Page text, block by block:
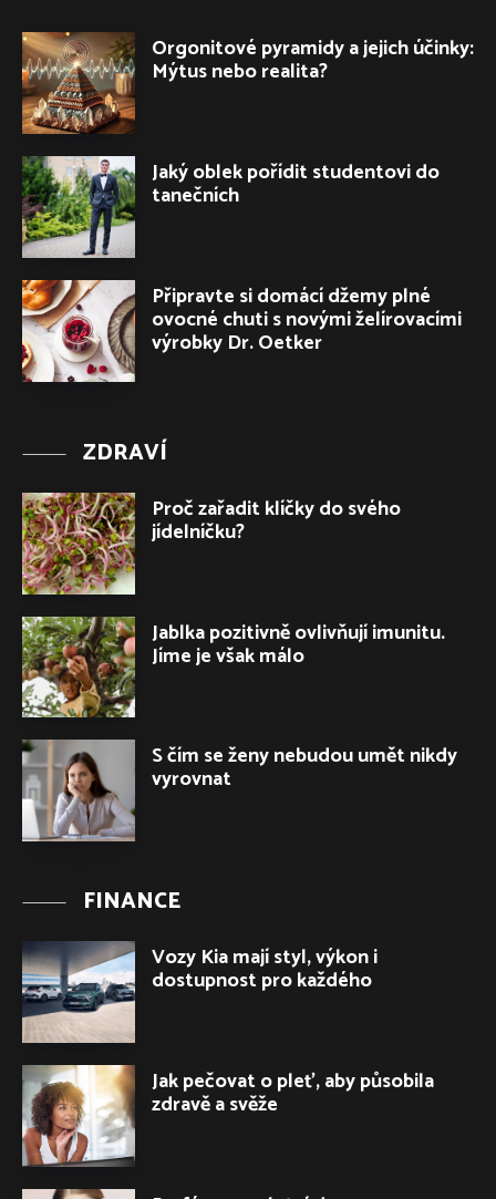
Orgonitové pyramidy a jejich účinky:
Mýtus nebo realita?
Jaký oblek pořídit studentovi do
tanečních
Připravte si domácí džemy plné
ovocné chuti s novými želírovacími
výrobky Dr. Oetker
ZDRAVÍ
Proč zařadit klíčky do svého
jídelníčku?
Jablka pozitivně ovlivňují imunitu.
Jíme je však málo
S čím se ženy nebudou umět nikdy
vyrovnat
FINANCE
Vozy Kia mají styl, výkon i
dostupnost pro každého
Jak pečovat o pleť, aby působila
zdravě a svěže